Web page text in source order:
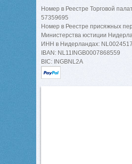
Номер в Реестре Торговой
57359695
Номер в Реестре присяжных
Министерства юстиции
ИНН в Нидерландах:
IBAN: NL11INGB0007868559
BIC: INGBNL2A